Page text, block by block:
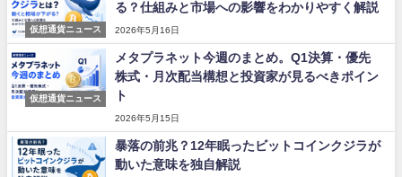
仮想通貨ニュース
る？仕組みと市場への影響をわかりやすく解説
2026年5月16日
仮想通貨ニュース
メタプラネット今週のまとめ。Q1決算・優先
株式・月次配当構想と投資家が見るべきポイン
ト
2026年5月15日
暴落の前兆？12年眠ったビットコインクジラが
動いた意味を独自解説